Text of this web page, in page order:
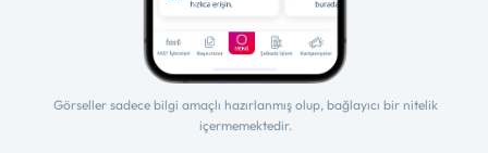
Görseller sadece bilgi amaçlı hazırlanmış olup, bağlayıcı bir nitelik
içermemektedir.